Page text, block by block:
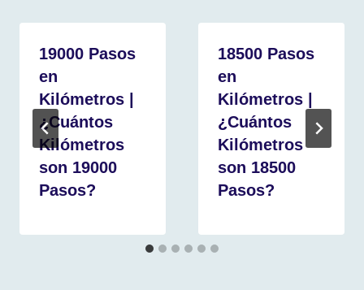
19000 Pasos
en
Kilómetros |
¿Cuántos
Kilómetros
son 19000
Pasos?
18500 Pasos
en
Kilómetros |
¿Cuántos
Kilómetros
son 18500
Pasos?